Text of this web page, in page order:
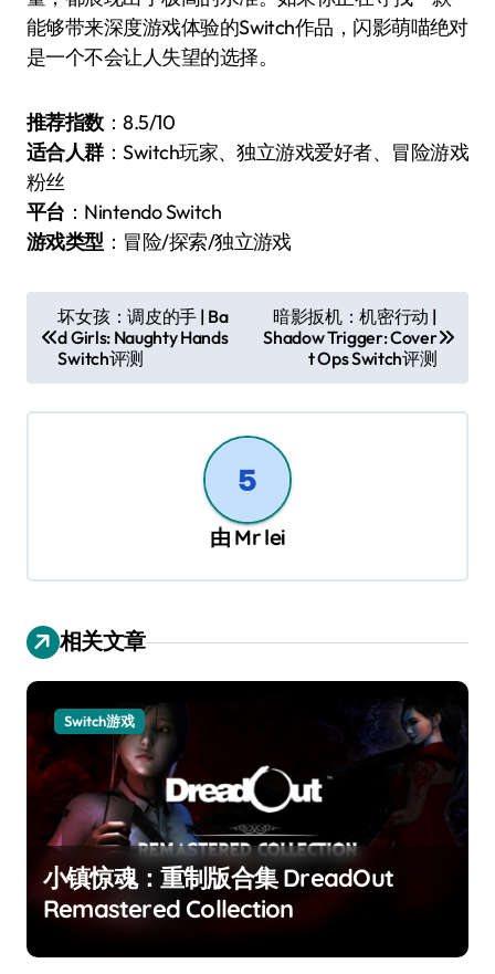
能够带来深度游戏体验的Switch作品，闪影萌喵绝对
是一个不会让人失望的选择。
推荐指数：8.5/10
适合人群：Switch玩家、独立游戏爱好者、冒险游戏
粉丝
平台 ：Nintendo Switch
游戏类型 ：冒险/探索/独立游戏
章
导
航
坏女孩：调皮的手 | Ba
d Girls: Naughty Hands
Switch评测
暗影扳机：机密行动 |
Shadow Trigger: Cover
t Ops Switch评测
由 Mr lei
相关文章
Switch游戏
小镇惊魂：重制版合集 DreadOut
Remastered Collection